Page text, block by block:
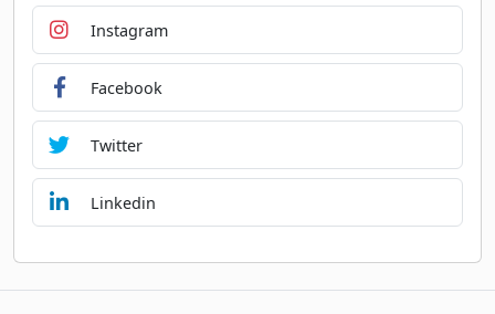
Instagram
Facebook
Twitter
Linkedin